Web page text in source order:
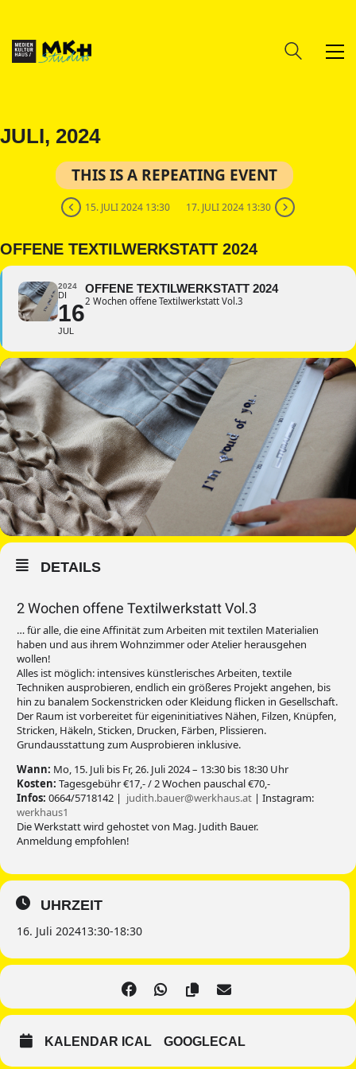
JULI, 2024
THIS IS A REPEATING EVENT
15. JULI 2024 13:30 17. JULI 2024 13:30
OFFENE TEXTILWERKSTATT 2024
2024
DI
16
JUL
OFFENE TEXTILWERKSTATT 2024
2 Wochen offene Textilwerkstatt Vol.3
DETAILS
2 Wochen offene Textilwerkstatt Vol.3
… für alle, die eine Affinität zum Arbeiten mit textilen Materialien
haben und aus ihrem Wohnzimmer oder Atelier herausgehen
wollen!
Alles ist möglich: intensives künstlerisches Arbeiten, textile
Techniken ausprobieren, endlich ein größeres Projekt angehen, bis
hin zu banalem Sockenstricken oder Kleidung flicken in Gesellschaft.
Der Raum ist vorbereitet für eigeninitiatives Nähen, Filzen, Knüpfen,
Stricken, Häkeln, Sticken, Drucken, Färben, Plissieren.
Grundausstattung zum Ausprobieren inklusive.
Wann: Mo, 15. Juli bis Fr, 26. Juli 2024 – 13:30 bis 18:30 Uhr
Kosten: Tagesgebühr €17,- / 2 Wochen pauschal €70,-
Infos: 0664/5718142 | judith.bauer@werkhaus.at | Instagram:
werkhaus1
Die Werkstatt wird gehostet von Mag. Judith Bauer.
Anmeldung empfohlen!
UHRZEIT
16. Juli 202413:30-18:30
KALENDAR ICAL GOOGLECAL